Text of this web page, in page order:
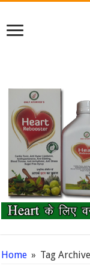
Home » Tag